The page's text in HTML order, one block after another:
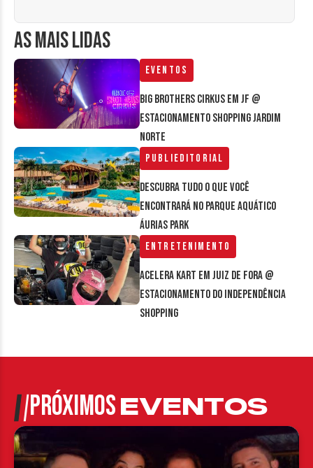
AS MAIS LIDAS
Eventos
Big Brothers Cirkus em JF @
estacionamento Shopping Jardim
Norte
Publieditorial
Descubra tudo o que você
encontrará no parque aquático
Áurias Park
Entretenimento
Acelera Kart em Juiz de Fora @
estacionamento do Independência
Shopping
PRÓXIMOSEVENTOS